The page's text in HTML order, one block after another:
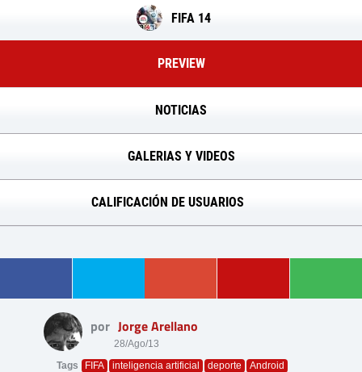
FIFA 14
PREVIEW
NOTICIAS
GALERIAS Y VIDEOS
CALIFICACIÓN DE USUARIOS
por Jorge Arellano
28/Ago/13
Tags
FIFA inteligencia artificial deporte
Android